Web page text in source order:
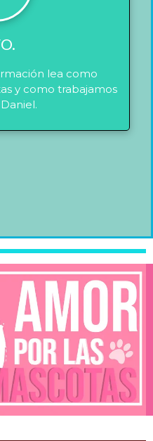
lea como
y como trabajamos